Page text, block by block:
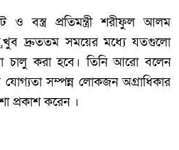
ও বস্ত্র প্রতিমন্ত্রী শরীফুল আলম
দ্রুততম সময়ের মধ্যে যতগুলো
চালু করা হবে। তিনি আরো বলেন
যোগ্যতা সম্পন্ন লোকজন অগ্রাধিকার
প্রকাশ করেন ।